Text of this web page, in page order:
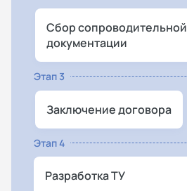
Сбор сопроводительной
документации
Этап 3
Заключение договора
Этап 4
Разработка ТУ